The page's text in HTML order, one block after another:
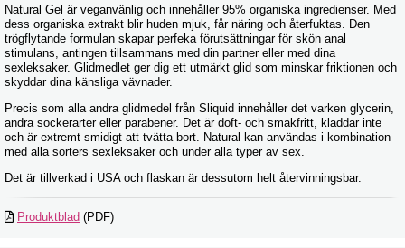
Natural Gel är veganvänlig och innehåller 95% organiska ingredienser. Med
dess organiska extrakt blir huden mjuk, får näring och återfuktas. Den
trögflytande formulan skapar perfeka förutsättningar för skön anal
stimulans, antingen tillsammans med din partner eller med dina
sexleksaker. Glidmedlet ger dig ett utmärkt glid som minskar friktionen och
skyddar dina känsliga vävnader.
Precis som alla andra glidmedel från Sliquid innehåller det varken glycerin,
andra sockerarter eller parabener. Det är doft- och smakfritt, kladdar inte
och är extremt smidigt att tvätta bort. Natural kan användas i kombination
med alla sorters sexleksaker och under alla typer av sex.
Det är tillverkad i USA och flaskan är dessutom helt återvinningsbar.
Produktblad (PDF)